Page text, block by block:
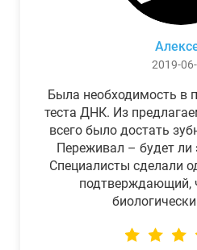
2019-
Была необходимость в
теста ДНК. Из
всего было достать
Переживал – будет ли
Специалисты сделали
подтверждающий,